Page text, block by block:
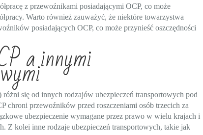
z przewoźnikami posiadającymi OCP, co może
Warto również zauważyć, że niektóre towarzystwa
posiadających OCP, co może przynieść oszczędności
a innymi
się od innych rodzajów ubezpieczeń transportowych pod
chroni przewoźników przed roszczeniami osób trzecich za
ubezpieczenie wymagane przez prawo w wielu krajach i
Z kolei inne rodzaje ubezpieczeń transportowych, takie jak